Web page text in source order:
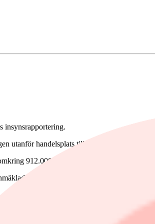
insynsrapportering.
utanför handelsplats till kursen 106 kronor per
912.000 aktier i Haypp enligt
Pareto Securities en post om just